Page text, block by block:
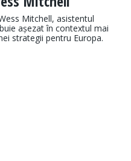
Mitchell, asistentul
așezat în contextul mai
strategii pentru Europa.